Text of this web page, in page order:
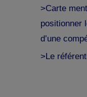
>Carte
positionner
d’une
>Le